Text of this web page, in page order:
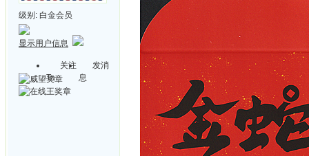
级别: 白金会员
显示用户信息
关注
Ta
发消
息